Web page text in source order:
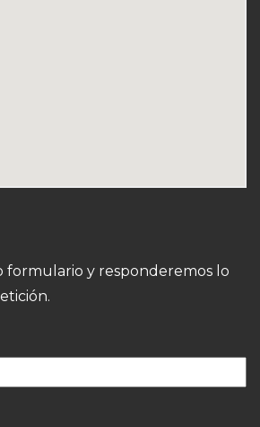
formulario y responderemos lo